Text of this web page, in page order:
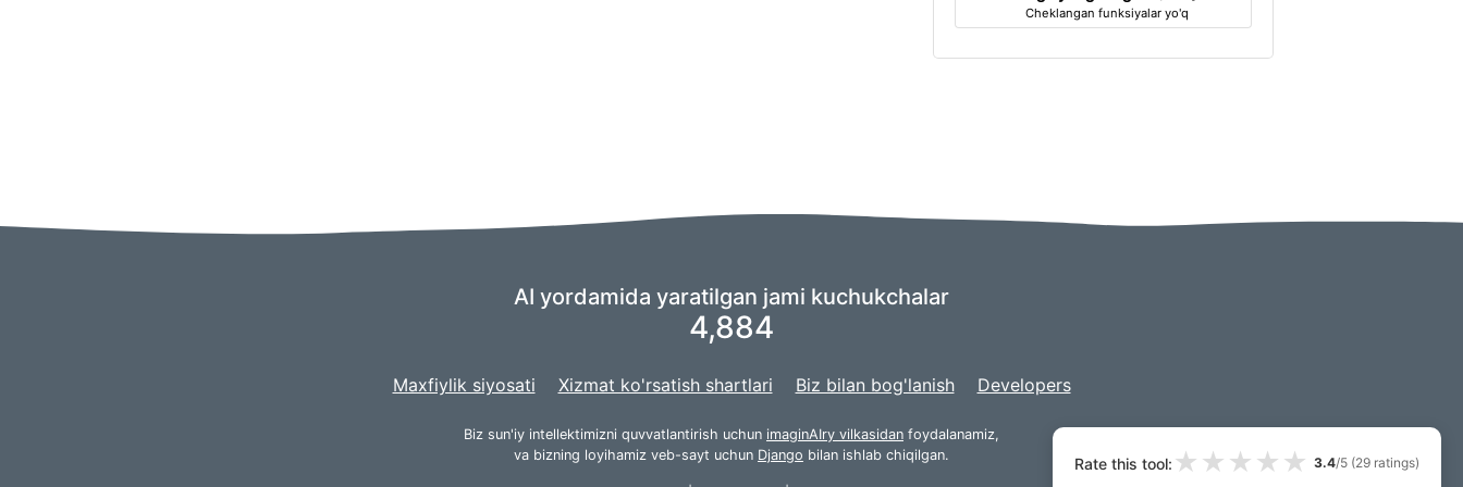
Cheklangan funksiyalar yo'q
AI yordamida yaratilgan jami kuchukchalar
4,884
Maxfiylik siyosati Xizmat ko'rsatish shartlari Biz bilan bog'lanish Developers
Biz sun'iy intellektimizni quvvatlantirish uchun imaginAIry vilkasidan foydalanamiz,
va bizning loyihamiz veb-sayt uchun Django bilan ishlab chiqilgan. Rate this tool: ★ ★ ★ ★ ★ 3.4/5 (29 ratings)